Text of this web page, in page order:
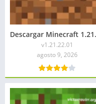
v1.21.22.01
agosto 9, 2026